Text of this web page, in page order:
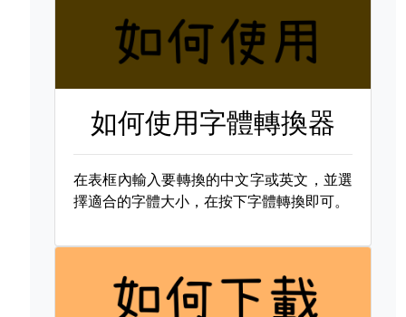
如何使用字體轉換器
在表框內輸入要轉換的中文字或英文，並選
擇適合的字體大小，在按下字體轉換即可。